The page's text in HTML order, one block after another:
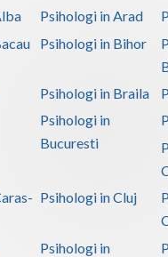
Psihologi in Arad
Psihologi in Bihor
Psihologi in Braila
Psihologi in
Bucuresti
Psihologi in Cluj
Psihologi in